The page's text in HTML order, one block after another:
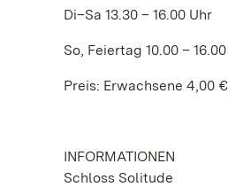
Di–Sa 13.30 – 16.00 Uhr
So, Feiertag 10.00 –
Preis: Erwachsene 4,00
INFORMATIONEN
Schloss Solitude